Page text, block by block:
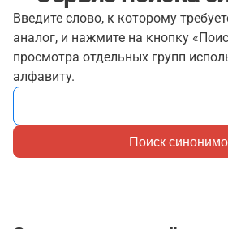
Введите слово, к которому
аналог, и нажмите на кнопку
просмотра отдельных групп
алфавиту.
Поиск